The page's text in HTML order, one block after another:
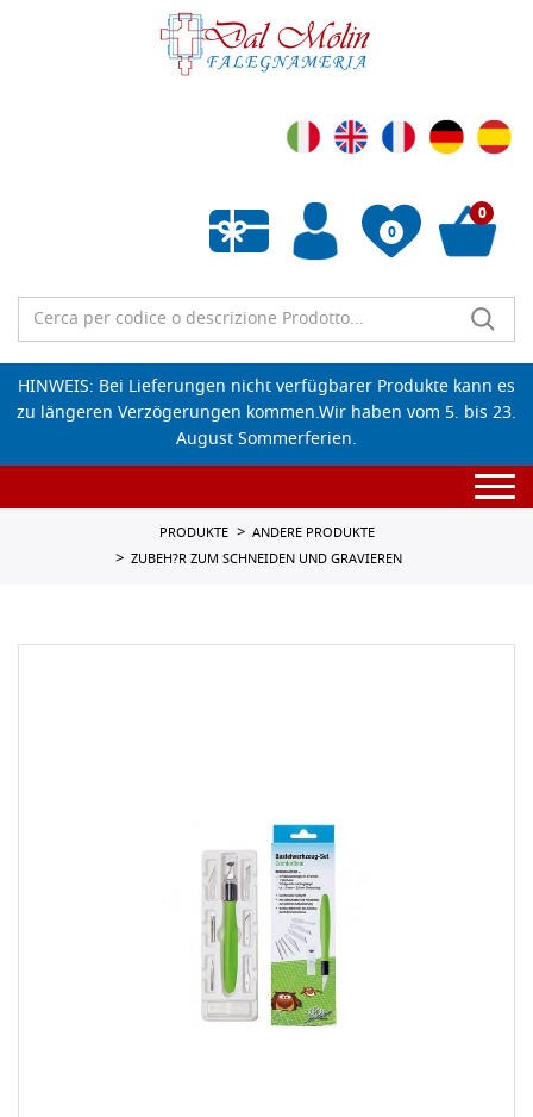
0
Wunschliste leeren
0
HINWEIS: Bei Lieferungen nicht verfügbarer Produkte kann es
zu längeren Verzögerungen kommen.Wir haben vom 5. bis 23.
August Sommerferien.
PRODUKTE
ANDERE PRODUKTE
ZUBEH?R ZUM SCHNEIDEN UND GRAVIEREN